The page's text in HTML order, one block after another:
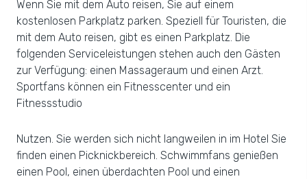
Wenn Sie mit dem Auto reisen, Sie auf einem
kostenlosen Parkplatz parken. Speziell für Touristen, die
mit dem Auto reisen, gibt es einen Parkplatz. Die
folgenden Serviceleistungen stehen auch den Gästen
zur Verfügung: einen Massageraum und einen Arzt.
Sportfans können ein Fitnesscenter und ein
Fitnessstudio
Nutzen. Sie werden sich nicht langweilen in im Hotel Sie
finden einen Picknickbereich. Schwimmfans genießen
einen Pool, einen überdachten Pool und einen